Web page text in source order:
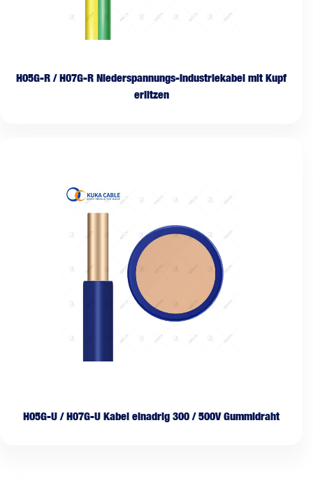
H05G-R / H07G-R Niederspannungs-Industriekabel mit Kupf
erlitzen
H05G-U / H07G-U Kabel einadrig 300 / 500V Gummidraht